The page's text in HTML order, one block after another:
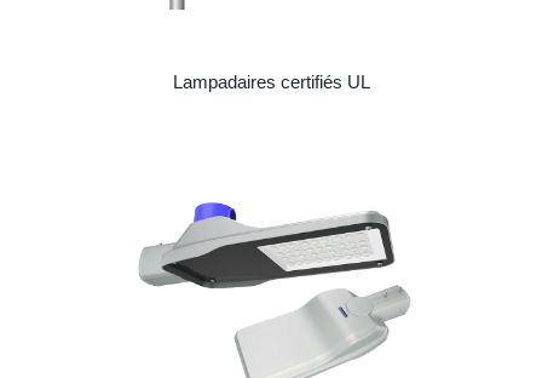
Lampadaires certifiés UL